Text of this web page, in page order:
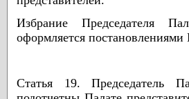
Избрание Председателя
оформляется постановлениями
Статья 19. Председатель